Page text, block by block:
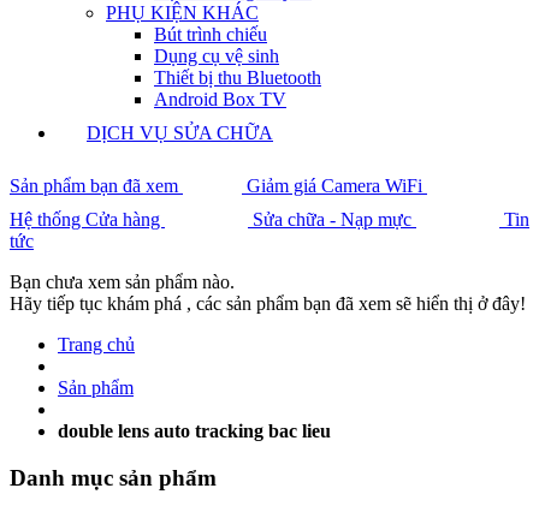
PHỤ KIỆN KHÁC
Bút trình chiếu
Dụng cụ vệ sinh
Thiết bị thu Bluetooth
Android Box TV
DỊCH VỤ SỬA CHỮA
Sản phẩm bạn đã xem
Giảm giá Camera WiFi
Hệ thống Cửa hàng
Sửa chữa - Nạp mực
Tin
tức
Bạn chưa xem sản phẩm nào.
Hãy tiếp tục khám phá , các sản phẩm bạn đã xem sẽ hiển thị ở đây!
Trang chủ
Sản phẩm
double lens auto tracking bac lieu
Danh mục sản phẩm